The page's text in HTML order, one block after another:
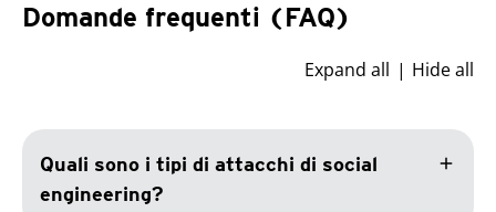
Domande frequenti (FAQ)
Expand all Hide all
Quali sono i tipi di attacchi di social
engineering?
add